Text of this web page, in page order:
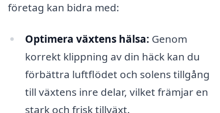
företag kan bidra med:
Optimera växtens hälsa: Genom
korrekt klippning av din häck kan du
förbättra luftflödet och solens tillgång
till växtens inre delar, vilket främjar en
stark och frisk tillväxt.